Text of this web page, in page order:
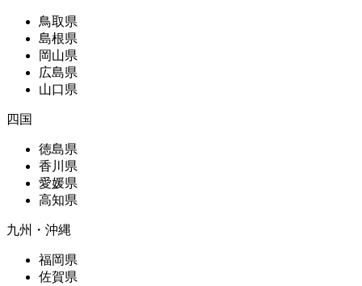
鳥取県
島根県
岡山県
広島県
山口県
四国
徳島県
香川県
愛媛県
高知県
九州・沖縄
福岡県
佐賀県